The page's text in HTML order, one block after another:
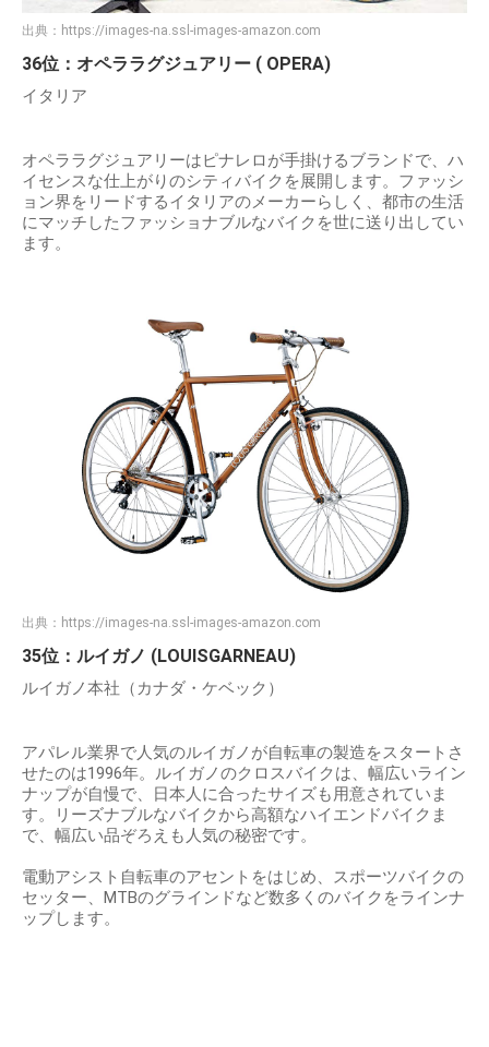
出典： https://images-na.ssl-images-amazon.com
36位：オペララグジュアリー ( OPERA)
イタリア
オペララグジュアリーはピナレロが手掛けるブランドで、ハ
イセンスな仕上がりのシティバイクを展開します。ファッシ
ョン界をリードするイタリアのメーカーらしく、都市の生活
にマッチしたファッショナブルなバイクを世に送り出してい
ます。
出典： https://images-na.ssl-images-amazon.com
35位：ルイガノ (LOUISGARNEAU)
ルイガノ本社（カナダ・ケベック）
アパレル業界で人気のルイガノが自転車の製造をスタートさ
せたのは1996年。ルイガノのクロスバイクは、幅広いライン
ナップが自慢で、日本人に合ったサイズも用意されていま
す。リーズナブルなバイクから高額なハイエンドバイクま
で、幅広い品ぞろえも人気の秘密です。
電動アシスト自転車のアセントをはじめ、スポーツバイクの
セッター、MTBのグラインドなど数多くのバイクをラインナ
ップします。